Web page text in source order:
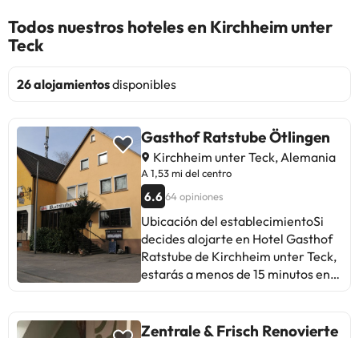
Todos nuestros hoteles en Kirchheim unter
Teck
26 alojamientosdisponibles
Gasthof Ratstube Ötlingen
Kirchheim unter Teck, Alemania
A 1,53 mi del centro
6.6 64 opiniones
Ubicación del establecimientoSi
decides alojarte en Hotel Gasthof
Ratstube de Kirchheim unter Teck,
estarás a menos de 15 minutos en
esta hostería se encuentra a
Zentrale & Frisch Renovierte